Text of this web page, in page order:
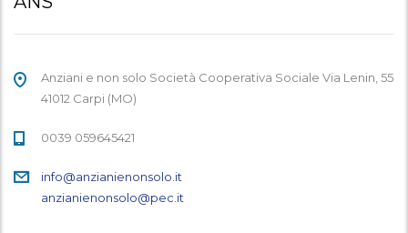
Anziani e non solo Società Cooperativa Sociale Via Lenin, 55
41012 Carpi (MO)
0039 059645421
info@anzianienonsolo.it
anzianienonsolo@pec.it